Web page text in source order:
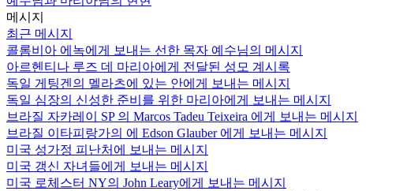
메시지
최근 메시지
콜롬비아 에녹에게 보내는 선한 목자 예수님의 메시지
아르헨티나 루즈 데 마리아에게 전달된 성모 계시록
독일 게팅겐의 멜라츠에 있는 안에게 보내는 메시지
독일 심장의 신성한 준비를 위한 마리아에게 보내는 메시지
브라질 자카레이 SP 의 Marcos Tadeu Teixeira 에게 보내는 메시지
브라질 이타피랑가의 에 Edson Glauber 에게 보내는 메시지
미국 성가정 피난처에 보내는 메시지
미국 갱신 자녀들에게 보내는 메시지
미국 로체스터 NY의 John Leary에게 보내는 메시지